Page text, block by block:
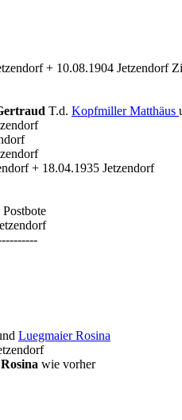
+ 10.08.1904 Jetzendorf
T.d. Kopfmiller Matthäus
+ 18.04.1935 Jetzendorf
Postbote
Luegmaier Rosina
wie vorher